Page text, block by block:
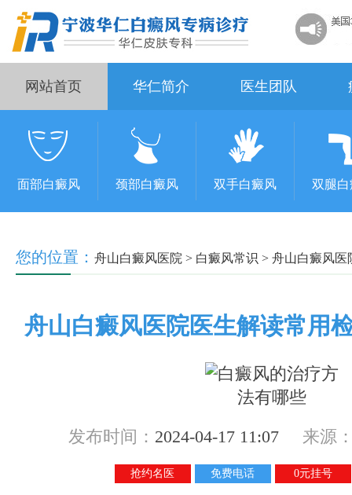
网站首页 华仁简介 医生团队
面部白癜风 颈部白癜风 双手白癜风 双腿
您的位置： 舟山白癜风医院 > 白癜风常识 > 舟山白癜风医
舟山白癜风医院医生解读常用
发布时间： 2024-04-17 11:07 来源
抢约名医 免费电话 0元挂号